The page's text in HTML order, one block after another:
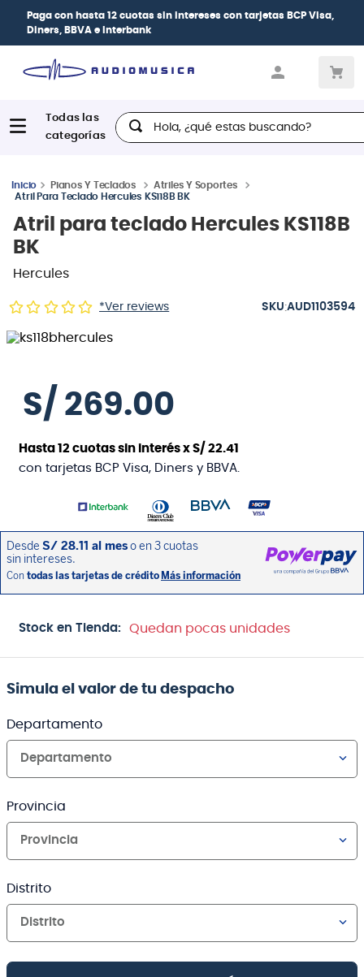
Paga con hasta 12 cuotas sin intereses con tarjetas BCP Visa,
Diners, BBVA e Interbank
Hola, ¿qué estas buscando?
Pianos Y Teclados
Atriles Y Soportes
Atril Para Teclado Hercules KS118B BK
Atril para teclado Hercules KS118B
BK
Hercules
*Ver reviews :AUD1103594
S/ 269.00
Hasta12 cuotas sin interés xS/ 22.41
con tarjetas BCP Visa, Diners y BBVA.
Stock en Tienda: Quedan pocas unidades
Simula el valor de tu despacho
Departamento
Departamento
Provincia
Provincia
Distrito
Distrito